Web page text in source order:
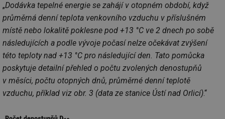
„Dodávka tepelné energie se zahájí v otopném období, když
průměrná denní teplota venkovního vzduchu v příslušném
místě nebo lokalitě poklesne pod +13 °C ve 2 dnech po sobě
následujících a podle vývoje počasí nelze očekávat zvýšení
této teploty nad +13 °C pro následující den. Tato pomůcka
poskytuje detailní přehled o počtu zvolených denostupňů
v měsíci, počtu otopných dnů, průměrné denní teplotě
vzduchu, příklad viz obr. 3 (data ze stanice Ústí nad Orlicí).“